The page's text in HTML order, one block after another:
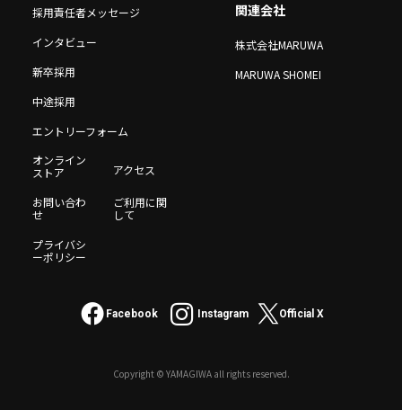
採用責任者メッセージ
インタビュー
新卒採用
中途採用
エントリーフォーム
関連会社
株式会社MARUWA
MARUWA SHOMEI
オンライン
ストア
アクセス
お問い合わ
せ
ご利用に関
して
プライバシ
ーポリシー
Facebook Instagram Official X
Copyright © YAMAGIWA all rights reserved.